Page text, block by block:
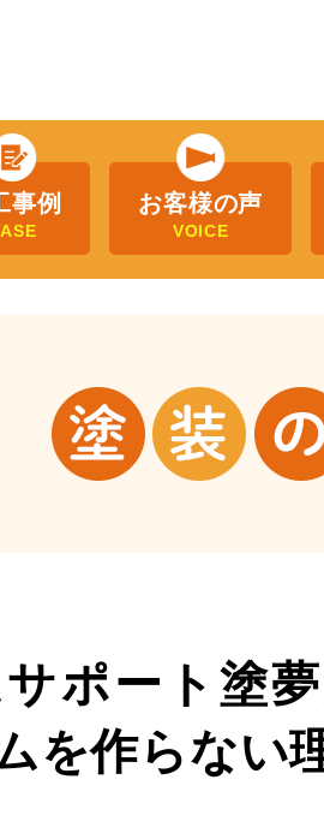
事例 お客様の声
VOICE
ポート塗
を作らない